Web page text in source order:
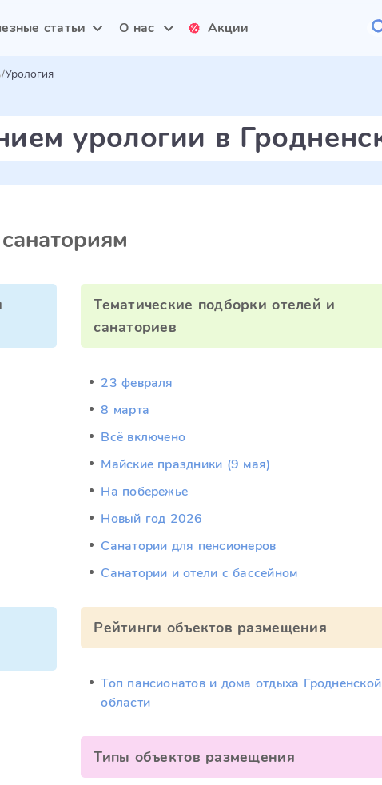
статьи О нас Акции
Урология
урологии в
Тематические подборки отелей и
санаториев
23 февраля
8 марта
Всё включено
Майские праздники (9 мая)
На побережье
Новый год 2026
Санатории для пенсионеров
Санатории и отели с бассейном
Рейтинги объектов размещения
Топ пансионатов и дома отдыха Гродненской
области
Типы объектов размещения